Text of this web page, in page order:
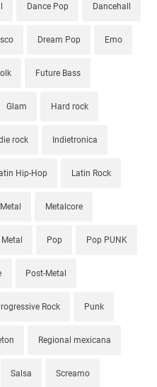
Dance Pop Dancehall
Dream Pop Emo
Future Bass
Glam Hard rock
rock Indietronica
Hip-Hop Latin Rock
Metal Metalcore
Metal Pop Pop PUNK
Post-Metal
Rock Punk
Regional mexicana
Salsa Screamo